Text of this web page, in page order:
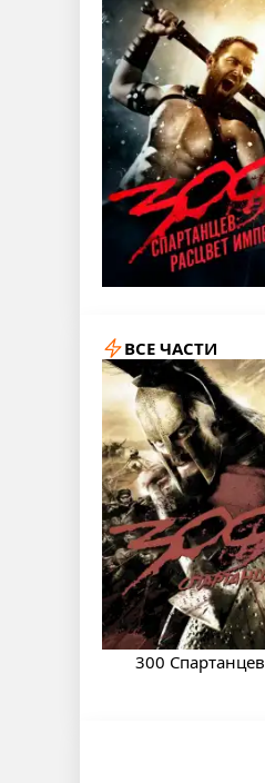
ВСЕ ЧАСТИ
300 Спартанцев